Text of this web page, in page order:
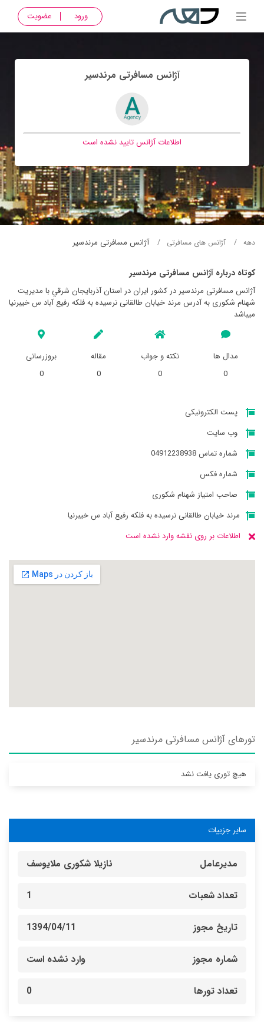
ورود عضویت
آژانس مسافرتی مرندسير
اطلاعات آژانس تایید نشده است
دهه آژانس های مسافرتی آژانس مسافرتی مرندسير
کوتاه درباره آژانس مسافرتی مرندسير
آژانس مسافرتی مرندسير در کشور ایران در استان آذربايجان شرقي با مدیریت
شهنام شکوری به آدرس مرند خیابان طالقانی نرسیده به فلکه رفیع آباد س خیبرنیا
میباشد
مدال ها
0
نکته و جواب
0
مقاله
0
بروزرسانی
0
پست الکترونیکی
وب سایت
شماره تماس 04912238938
شماره فکس
صاحب امتیاز شهنام شکوری
مرند خیابان طالقانی نرسیده به فلکه رفیع آباد س خیبرنیا
اطلاعات بر روی نقشه وارد نشده است
تورهای آژانس مسافرتی مرندسير
هیچ توری یافت نشد
سایر جزییات
مدیرعامل نازیلا شکوری ملایوسف
تعداد شعبات 1
تاریخ مجوز 1394/04/11
شماره مجوز وارد نشده است
تعداد تورها 0